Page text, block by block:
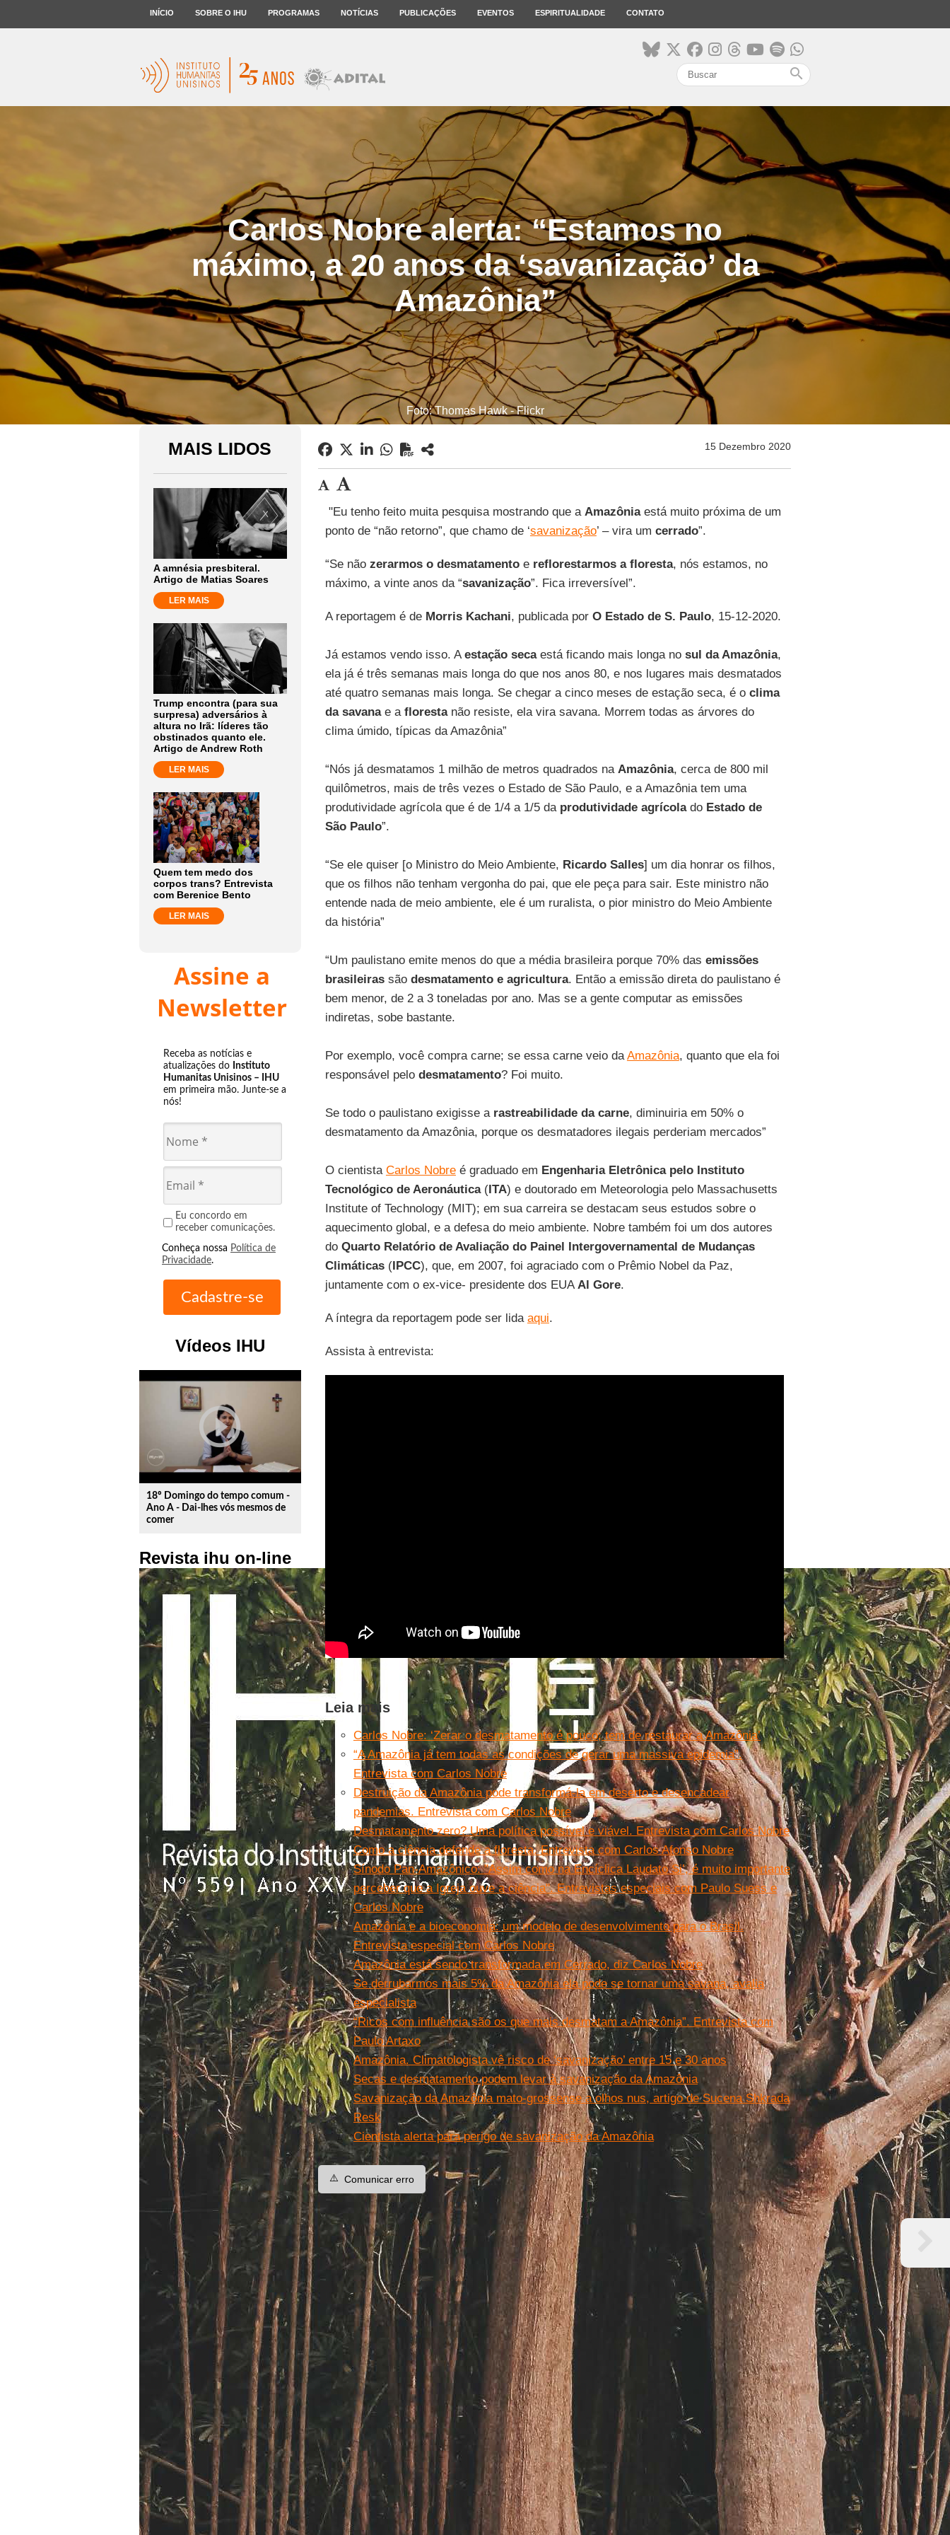
INÍCIO SOBRE O IHU PROGRAMAS NOTÍCIAS PUBLICAÇÕES EVENTOS ESPIRITUALIDADE CONTATO
search
Carlos Nobre alerta: “Estamos no
máximo, a 20 anos da ‘savanização’ da
Amazônia”
Foto: Thomas Hawk - Flickr
MAIS LIDOS
A amnésia presbiteral.
Artigo de Matias Soares
LER MAIS
Trump encontra (para sua
surpresa) adversários à
altura no Irã: líderes tão
obstinados quanto ele.
Artigo de Andrew Roth
LER MAIS
Quem tem medo dos
corpos trans? Entrevista
com Berenice Bento
LER MAIS
Assine a
Newsletter
Receba as notícias e
atualizações do Instituto
Humanitas Unisinos – IHU
em primeira mão. Junte-se a
nós!
Eu concordo em
receber comunicações.
Conheça nossa Política de
Privacidade.
Vídeos IHU
play_circle_outline
18º Domingo do tempo comum -
Ano A - Dai-lhes vós mesmos de
comer
Revista ihu on-line
15 Dezembro 2020
"Eu tenho feito muita pesquisa mostrando que a Amazôniaestá muito próxima de um
ponto de “não retorno”, que chamo de ‘savanização’ – vira um cerrado”.
“Se não zerarmos o desmatamentoe reflorestarmos a floresta, nós estamos, no
máximo, a vinte anos da “savanização”. Fica irreversível”.
A reportagem é de Morris Kachani, publicada por O Estado de S. Paulo, 15-12-2020.
Já estamos vendo isso. Aestação secaestá ficando mais longa no sul da Amazônia,
ela já é três semanas mais longa do que nos anos 80, e nos lugares mais desmatados
até quatro semanas mais longa. Se chegar a cinco meses de estação seca, é o clima
da savanae a florestanão resiste, ela vira savana. Morrem todas as árvores do
clima úmido, típicas da Amazônia”
“Nós já desmatamos 1 milhão de metros quadrados na Amazônia, cerca de 800 mil
quilômetros, mais de três vezes o Estado de São Paulo, e a Amazônia tem uma
produtividade agrícola que é de 1/4 a 1/5 da produtividade agrícolado Estado de
São Paulo”.
“Se ele quiser [o Ministro do Meio Ambiente, Ricardo Salles] um dia honrar os filhos,
que os filhos não tenham vergonha do pai, que ele peça para sair. Este ministro não
entende nada de meio ambiente, ele é um ruralista, o pior ministro do Meio Ambiente
da história”
“Um paulistano emite menos do que a média brasileira porque 70% das emissões
brasileirassão desmatamento e agricultura. Então a emissão direta do paulistano é
bem menor, de 2 a 3 toneladas por ano. Mas se a gente computar as emissões
indiretas, sobe bastante.
Por exemplo, você compra carne; se essa carne veio daAmazônia, quanto que ela foi
responsável pelo desmatamento? Foi muito.
Se todo o paulistano exigisse a rastreabilidade da carne, diminuiria em 50% o
desmatamento da Amazônia, porque os desmatadores ilegais perderiam mercados”
O cientista Carlos Nobreé graduado em Engenharia Eletrônica pelo Instituto
Tecnológico de Aeronáutica(ITA) e doutorado em Meteorologia pelo Massachusetts
Institute of Technology (MIT); em sua carreira se destacam seus estudos sobre o
aquecimento global, e a defesa do meio ambiente. Nobre também foi um dos autores
do Quarto Relatório de Avaliação do Painel Intergovernamental de Mudanças
Climáticas(IPCC), que, em 2007, foi agraciado com o Prêmio Nobel da Paz,
juntamente com o ex-vice- presidente dos EUAAl Gore.
A íntegra da reportagem pode ser lida aqui.
Assista à entrevista:
Leia mais
Carlos Nobre: ‘Zerar o desmatamento é pouco; tem de restaurar a Amazônia’
“A Amazônia já tem todas as condições de gerar uma massiva epidemia”.
Entrevista com Carlos Nobre
Destruição da Amazônia pode transformá-la em deserto e desencadear
pandemias. Entrevista com Carlos Nobre
Desmatamento zero? Uma política possível e viável. Entrevista com Carlos Nobre
Como a ciência defende a floresta. Entrevista com Carlos Afonso Nobre
Sínodo Pan-Amazônico: "Assim como na Encíclica Laudato Si’, é muito importante
perceber que a Igreja ouve a ciência". Entrevistas especiais com Paulo Suess e
Carlos Nobre
Amazônia e a bioeconomia: um modelo de desenvolvimento para o Brasil.
Entrevista especial com Carlos Nobre
Amazônia está sendo transformada em Cerrado, diz Carlos Nobre
Se derrubarmos mais 5% da Amazônia ela pode se tornar uma savana, avalia
especialista
“Ricos com influência são os que mais desmatam a Amazônia”. Entrevista com
Paulo Artaxo
Amazônia. Climatologista vê risco de ‘savanização’ entre 15 e 30 anos
Secas e desmatamento podem levar à savanização da Amazônia
Savanização da Amazônia mato-grossense a olhos nus, artigo de Sucena Shkrada
Resk
Cientista alerta para perigo de savanização da Amazônia
⚠️ Comunicar erro